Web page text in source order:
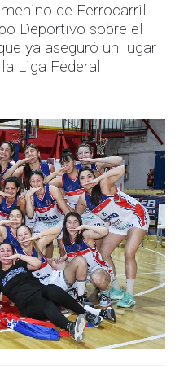
de Ferrocarril
Deportivo sobre el
ya aseguró un lugar
Liga Federal